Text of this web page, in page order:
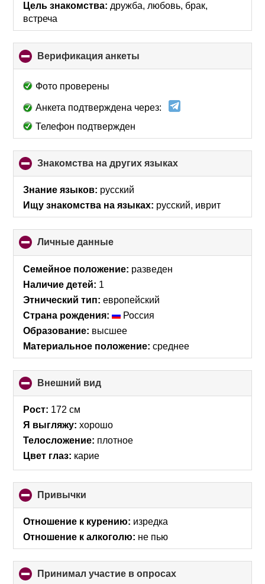
Цель знакомства: дружба, любовь, брак,
встреча
Верификация анкеты
to
Фото проверены
Анкета подтверждена через:
Телефон подтвержден
Знакомства на других языках
to
contents
Знание языков: русский
Ищу знакомства на языках: русский, иврит
Личные данные
to
collapse
contents
Семейное положение: разведен
Наличие детей: 1
Этнический тип: европейский
Страна рождения:
Россия
Образование: высшее
Материальное положение: среднее
Внешний вид
to
Рост: 172 см
Я выгляжу: хорошо
Телосложение: плотное
Цвет глаз: карие
Привычки
to
collapse
Отношение к курению: изредка
Отношение к алкоголю: не пью
Принимал участие в опросах